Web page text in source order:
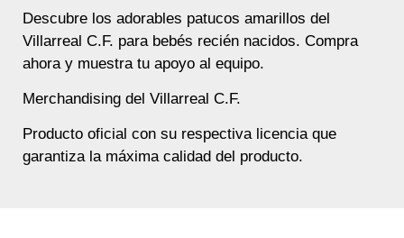
Descubre los adorables patucos amarillos del
Villarreal C.F. para bebés recién nacidos. Compra
ahora y muestra tu apoyo al equipo.
Merchandising del Villarreal C.F.
Producto oficial con su respectiva licencia que
garantiza la máxima calidad del producto.